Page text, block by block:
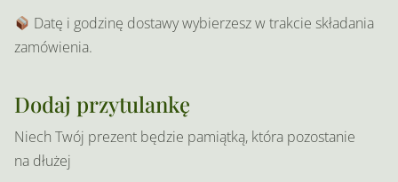
Datę i godzinę dostawy wybierzesz w trakcie składania
zamówienia.
Dodaj przytulankę
Niech Twój prezent będzie pamiątką, która pozostanie
na dłużej